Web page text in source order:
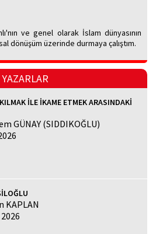
ve genel olarak İslam dünyasının
dönüşüm üzerinde durmaya çalıştım.
YAZARLAR
İLE İKAME ETMEK ARASINDAKİ
GÜNAY (SIDDIKOĞLU)
KAPLAN